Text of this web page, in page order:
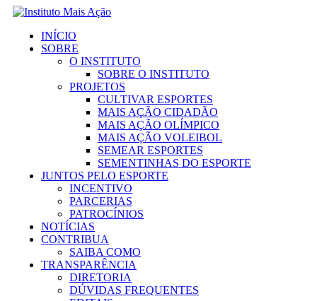
conteúdo
INÍCIO
SOBRE
O INSTITUTO
SOBRE O INSTITUTO
PROJETOS
CULTIVAR ESPORTES
MAIS AÇÃO CIDADÃO
MAIS AÇÃO OLÍMPICO
MAIS AÇÃO VOLEIBOL
SEMEAR ESPORTES
SEMENTINHAS DO ESPORTE
JUNTOS PELO ESPORTE
INCENTIVO
PARCERIAS
PATROCÍNIOS
NOTÍCIAS
CONTRIBUA
SAIBA COMO
TRANSPARÊNCIA
DIRETORIA
DÚVIDAS FREQUENTES